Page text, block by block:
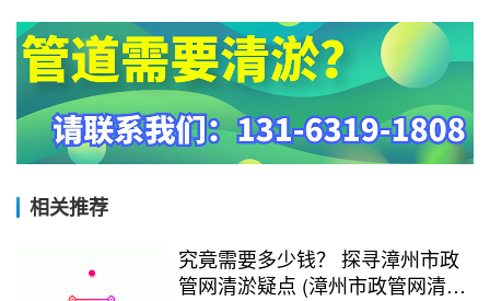
相关推荐
究竟需要多少钱？ 探寻漳州市政
管网清淤疑点 (漳州市政管网清淤